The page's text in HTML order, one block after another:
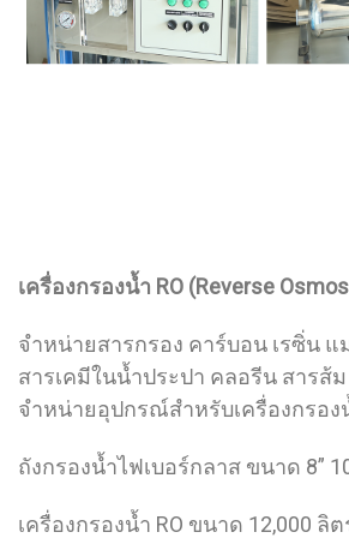
เครื่องกรองน้ำ RO (Reverse
จำหน่ายสารกรอง คาร์บอน เรซิ่น แ
สารเคมีในน้ำประปา คลอรีน สารส้
จำหน่ายอุปกรณ์สำหรับเครื่องกรอ
ถังกรองน้ำไฟเบอร์กลาส ขนาด 8”
เครื่องกรองน้ำ RO ขนาด 12,000 ลิ